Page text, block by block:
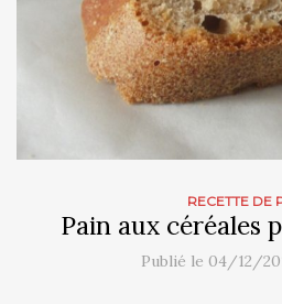
RECETTE DE
Pain aux céréales
Publié le 04/12/